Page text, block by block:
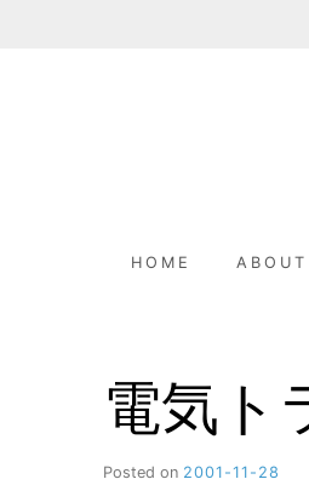
HOME ABOUT
電気
Posted on 2001-11-28